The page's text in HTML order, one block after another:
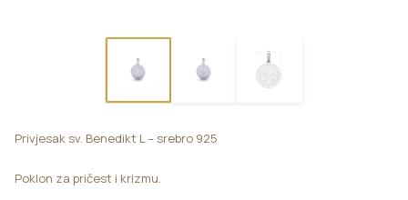
Privjesak sv. Benedikt L – srebro 925
Poklon za pričest i krizmu.